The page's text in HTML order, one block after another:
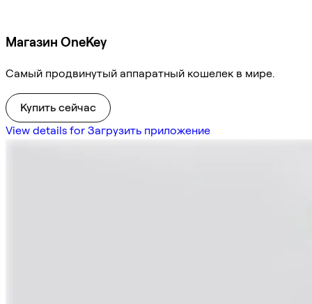
Магазин OneKey
Самый продвинутый аппаратный кошелек в мире.
Купить сейчас
View details for Загрузить приложение